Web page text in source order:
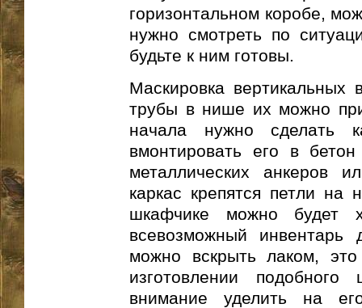
горизонтальном коробе,
нужно смотреть по
будьте к ним готовы.
Маскировка вертикальных
трубы в нише их можно
начала нужно сделать
вмонтировать его в
металлических анкеров
каркас крепятся петли на
шкафчике можно будет
всевозможный
можно вскрыть лаком,
изготовлении
внимание уделить на